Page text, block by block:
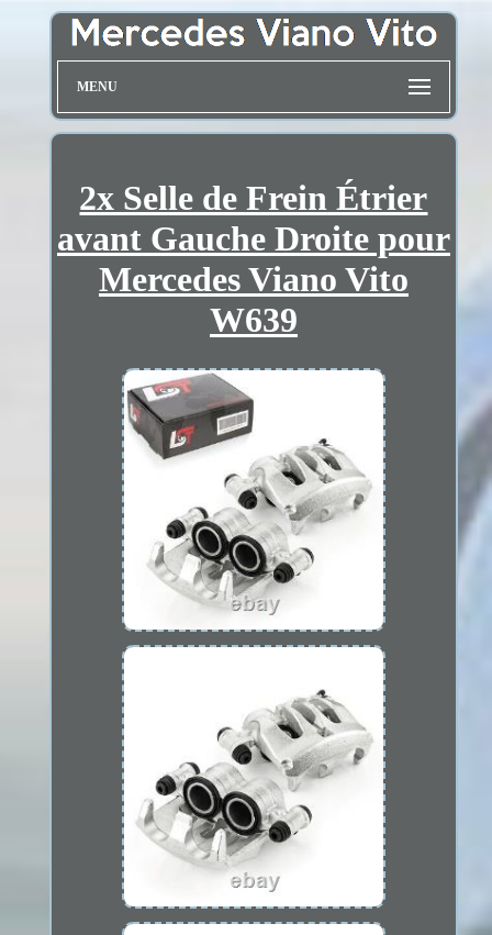
MENU
2x Selle de Frein Étrier
avant Gauche Droite pour
Mercedes Viano Vito
W639